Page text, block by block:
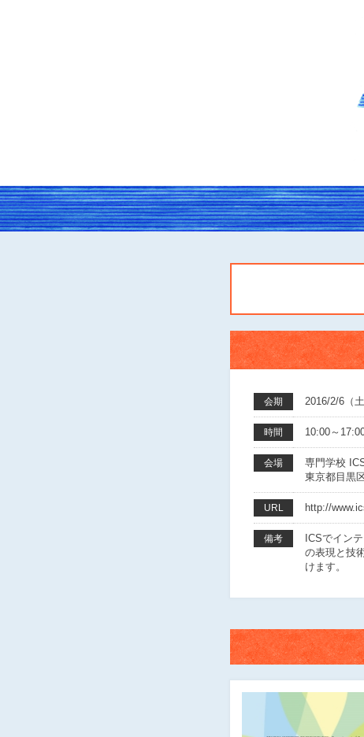
会期 2016/2/6（
時間 10:00～
会場
専門学校
東京都目黒
URL http://
備考
ICSでイン
の表現と技
けます。